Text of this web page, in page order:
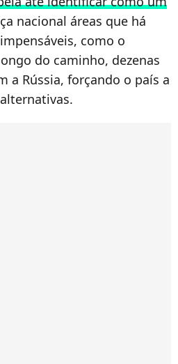
nacional áreas que há
como o
do caminho, dezenas
a Rússia, forçando o país a